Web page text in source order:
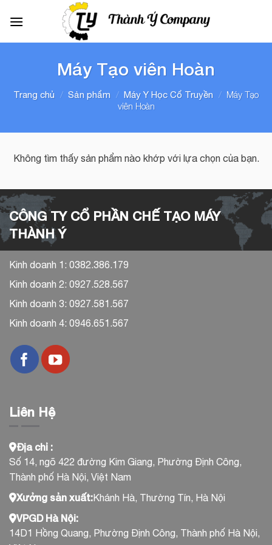
đến
Máy Tạo viên Hoàn
Trang chủ / Sản phẩm / Máy Y Học Cổ Truyền / Máy Tạo
viên Hoàn
Không tìm thấy sản phẩm nào khớp với lựa chọn của bạn.
CÔNG TY CỔ PHẦN CHẾ TẠO MÁY
THÀNH Ý
Kinh doanh 1: 0382.386.179
Kinh doanh 2: 0927.528.567
Kinh doanh 3: 0927.581.567
Kinh doanh 4: 0946.651.567
Liên Hệ
Địa chỉ :
Số 14, ngõ 422 đường Kim Giang, Phường Định Công,
Thành phố Hà Nội, Việt Nam
Xưởng sản xuất:Khánh Hà, Thường Tín, Hà Nội
VPGD Hà Nội:
14D1 Hồng Quang, Phường Định Công, Thành phố Hà Nội,